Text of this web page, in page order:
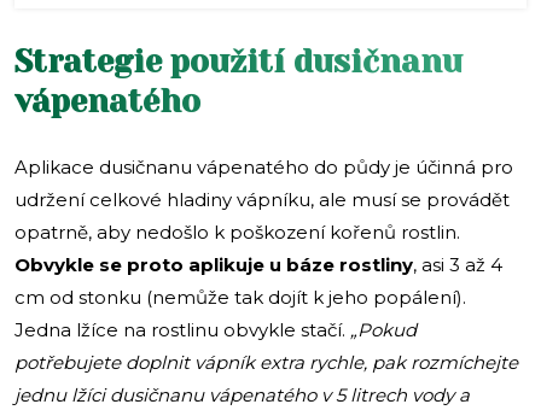
Strategie použití dusičnanu
vápenatého
Aplikace dusičnanu vápenatého do půdy je účinná pro
udržení celkové hladiny vápníku, ale musí se provádět
opatrně, aby nedošlo k poškození kořenů rostlin.
Obvykle se proto aplikuje u báze rostliny, asi 3 až 4
cm od stonku (nemůže tak dojít k jeho popálení).
Jedna lžíce na rostlinu obvykle stačí. „Pokud
potřebujete doplnit vápník extra rychle, pak rozmíchejte
jednu lžíci dusičnanu vápenatého v 5 litrech vody a